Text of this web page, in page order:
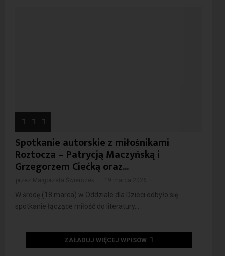
Spotkanie autorskie z miłośnikami
Roztocza – Patrycją Maczyńską i
Grzegorzem Ciećką oraz...
W środę (18 marca) w Oddziale dla Dzieci odbyło się
spotkanie łączące miłość do literatury...
ZAŁADUJ WIĘCEJ WPISÓW